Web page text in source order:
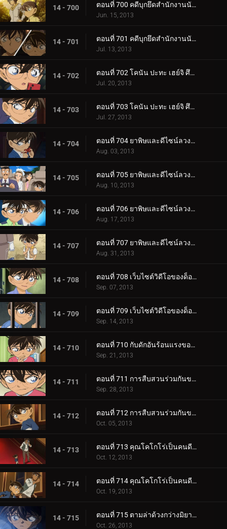
14 - 700 ตอนที่ 700 คดีบุกยึดสำนักงานนักสืบ (ตอน 2)
Jun. 15, 2013
14 - 701 ตอนที่ 701 คดีบุกยึดสำนักงานนักสืบ (ตอน 3)
Jul. 13, 2013
14 - 702 ตอนที่ 702 โคนัน ปะทะ เฮย์จิ ศึกดวลสองนักสืบตะวันออกตะวันตก (ตอนพิเศษ 1) ยอดนักสืบจิ๋วโคนัน เดอะซี.
Jul. 20, 2013
14 - 703 ตอนที่ 703 โคนัน ปะทะ เฮย์จิ ศึกดวลสองนักสืบตะวันออกตะวันตก (ตอนพิเศษ 2) ยอดนักสืบจิ๋วโคนัน เดอะซี.
Jul. 27, 2013
14 - 704 ตอนที่ 704 ยาพิษและดีไซน์ลวงตา (ตอน 1)
Aug. 03, 2013
14 - 705 ตอนที่ 705 ยาพิษและดีไซน์ลวงตา (ตอน 2)
Aug. 10, 2013
14 - 706 ตอนที่ 706 ยาพิษและดีไซน์ลวงตา (ตอน 3)
Aug. 17, 2013
14 - 707 ตอนที่ 707 ยาพิษและดีไซน์ลวงตา (ตอน 4)
Aug. 31, 2013
14 - 708 ตอนที่ 708 เว็บไซต์วิดีโอของด็อกเตอร์ (ตอน 1)
Sep. 07, 2013
14 - 709 ตอนที่ 709 เว็บไซต์วิดีโอของด็อกเตอร์ (ตอน 2)
Sep. 14, 2013
14 - 710 ตอนที่ 710 กับดักอันร้อนแรงของช็อกโกล่า
Sep. 21, 2013
14 - 711 ตอนที่ 711 การสืบสวนร่วมกันของรักครั้งแรก (ตอน 1)
Sep. 28, 2013
14 - 712 ตอนที่ 712 การสืบสวนร่วมกันของรักครั้งแรก (ตอน 2)
Oct. 05, 2013
14 - 713 ตอนที่ 713 คุณโคโกโร่เป็นคนดี (ตอน 1)
Oct. 12, 2013
14 - 714 ตอนที่ 714 คุณโคโกโร่เป็นคนดี (ตอน 2)
Oct. 19, 2013
14 - 715 ตอนที่ 715 ตามล่าด้วงกว่างมิยามะ
Oct. 26, 2013